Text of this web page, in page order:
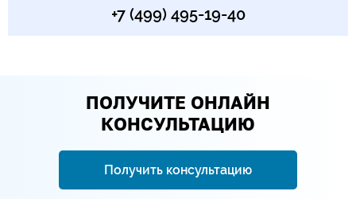
+7 (499) 495-19-40
ПОЛУЧИТЕ ОНЛАЙН
КОНСУЛЬТАЦИЮ
Получить консультацию